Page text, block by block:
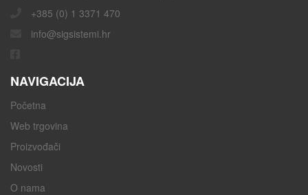
+385 (0) 1 3371 470
info@sigsistemi.hr
NAVIGACIJA
Početna
Web trgovina
Proizvođači
Novosti
O nama